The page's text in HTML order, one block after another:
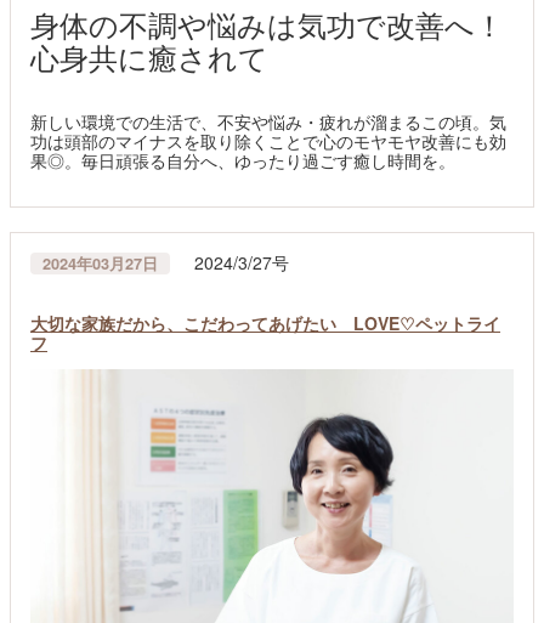
身体の不調や悩みは気功で改善へ！
心身共に癒されて
新しい環境での生活で、不安や悩み・疲れが溜まるこの頃。気
功は頭部のマイナスを取り除くことで心のモヤモヤ改善にも効
果◎。毎日頑張る自分へ、ゆったり過ごす癒し時間を。
2024年03月27日 2024/3/27号
大切な家族だから、こだわってあげたい LOVE♡ペットライ
フ